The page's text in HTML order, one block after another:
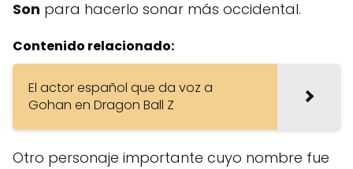
Son para hacerlo sonar más occidental.
Contenido relacionado:
El actor español que da voz a
Gohan en Dragon Ball Z
Otro personaje importante cuyo nombre fue